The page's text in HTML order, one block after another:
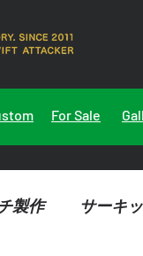
For Sale
製作 サーキ